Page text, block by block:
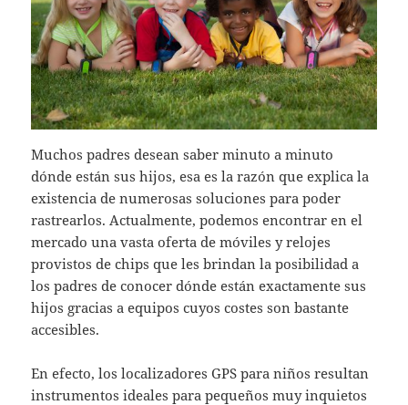
Muchos padres desean saber minuto a minuto
dónde están sus hijos, esa es la razón que explica la
existencia de numerosas soluciones para poder
rastrearlos. Actualmente, podemos encontrar en el
mercado una vasta oferta de móviles y relojes
provistos de chips que les brindan la posibilidad a
los padres de conocer dónde están exactamente sus
hijos gracias a equipos cuyos costes son bastante
accesibles.
En efecto, los localizadores GPS para niños resultan
instrumentos ideales para pequeños muy inquietos